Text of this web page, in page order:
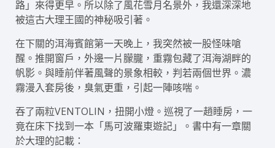
路」來得更早。所以除了風花雪月名景外，我還深深地
被這古大理王國的神秘吸引著。
在下關的洱海賓館第一天晚上，我突然被一股怪味嗆
醒。推開窗戶，外邊一片朦朧，重霧包藏了洱海湖畔的
帆影。與睡前伴著風聲的景象相較，判若兩個世界。濃
霧漫入套房後，臭氣更重，引起一陣咳喘。
吞了兩粒VENTOLIN，扭開小燈。巡視了一趙睡房，一
竟在床下找到一本「馬可波羅東遊記」。書中有一章關
於大理的記載：